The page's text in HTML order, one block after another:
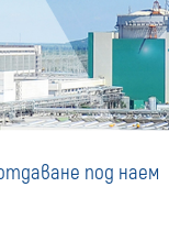
под наем